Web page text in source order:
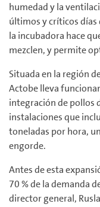
humedad y la
últimos y críticos días
la incubadora hace
mezclen, y permite
Situada en la región
Actobe lleva
integración de pollos
instalaciones que
toneladas por hora,
engorde.
Antes de esta
70 % de la demanda
director general,